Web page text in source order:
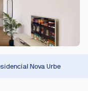
Nova Urbe